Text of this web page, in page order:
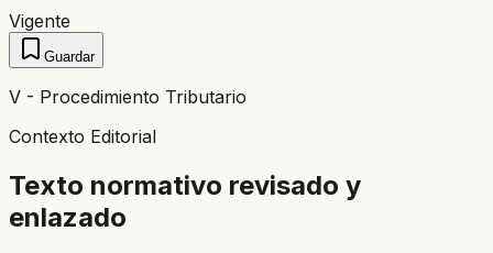
Vigente
Guardar
V - Procedimiento Tributario
Contexto Editorial
Texto normativo revisado y
enlazado